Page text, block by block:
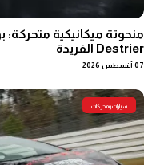
منحوتة ميكانيكية متحركة:
Destrier الفريدة
07 أغسطس 2026
سيارات ومحركات